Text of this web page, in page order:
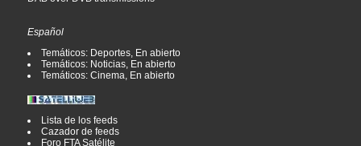
Español
Temáticos: Deportes, En abierto
Temáticos: Noticias, En abierto
Temáticos: Cinema, En abierto
Lista de los feeds
Cazador de feeds
Foro FTA Satélite